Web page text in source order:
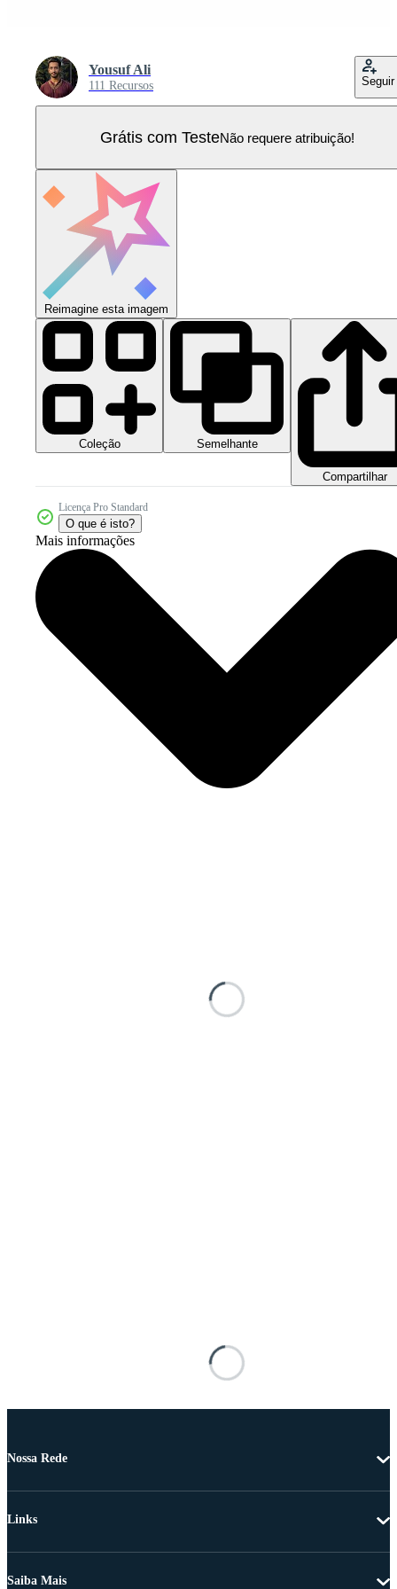
Yousuf Ali
111 Recursos Seguir
Grátis com TesteNão requere atribuição!
Reimagine esta imagem
Coleção Semelhante
Compartilhar
Licença Pro Standard
O que é isto?
Mais informações
Nossa Rede
Links
Saiba Mais